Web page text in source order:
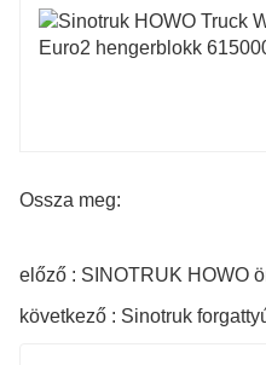
Ossza meg:
előző : SINOTRUK HOWO